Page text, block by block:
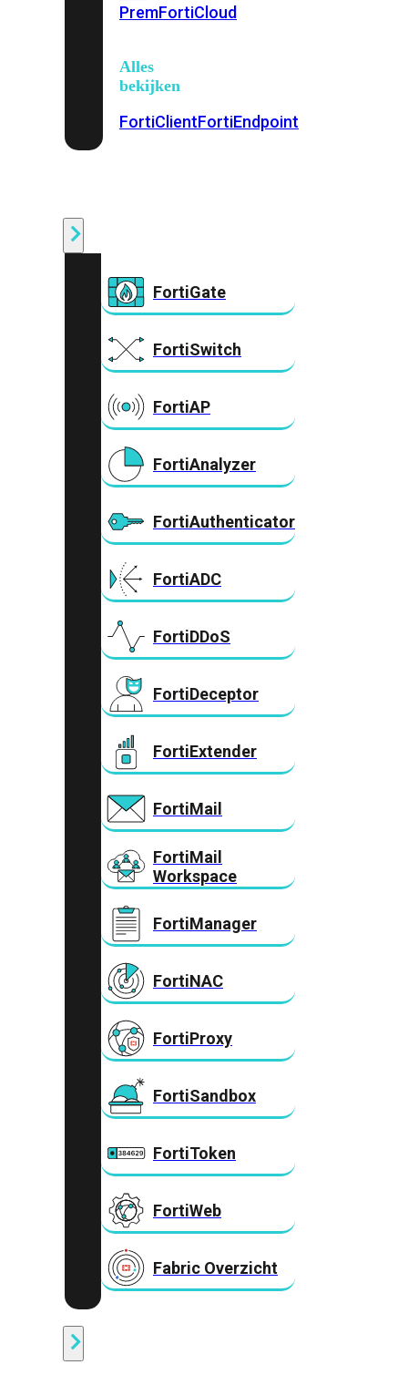
PremFortiCloud
Alles
bekijken
FortiClientFortiEndpoint
FortiGate
FortiSwitch
FortiAP
FortiAnalyzer
FortiAuthenticator
FortiADC
FortiDDoS
FortiDeceptor
FortiExtender
FortiMail
FortiMail
Workspace
FortiManager
FortiNAC
FortiProxy
FortiSandbox
FortiToken
FortiWeb
Fabric Overzicht